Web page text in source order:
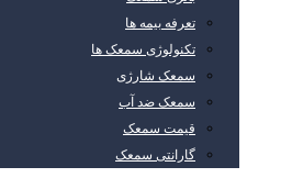
تعرفه بیمه ها
تکنولوژی سمعک ها
سمعک شارژی
سمعک ضد آب
قیمت سمعک
گارانتی سمعک